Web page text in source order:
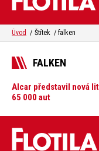
Úvod Štítek falken
FALKEN
Alcar představil nová
65 000 aut